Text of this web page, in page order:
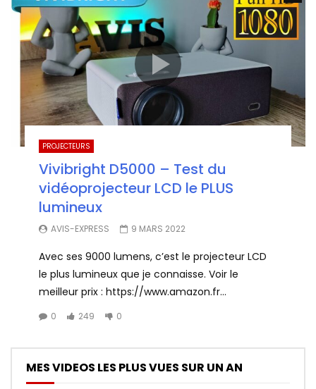
PROJECTEURS
Vivibright D5000 – Test du
vidéoprojecteur LCD le PLUS
lumineux
AVIS-EXPRESS 9 MARS 2022
Avec ses 9000 lumens, c’est le projecteur LCD
le plus lumineux que je connaisse. Voir le
meilleur prix : https://www.amazon.fr...
0 249 0
MES VIDEOS LES PLUS VUES SUR UN AN